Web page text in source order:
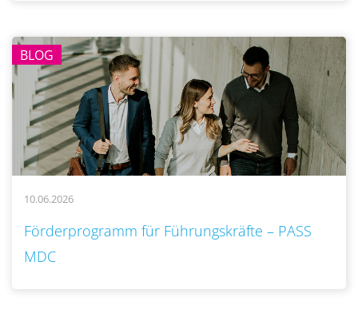
BLOG
10.06.2026
Förderprogramm für Führungskräfte – PASS
MDC